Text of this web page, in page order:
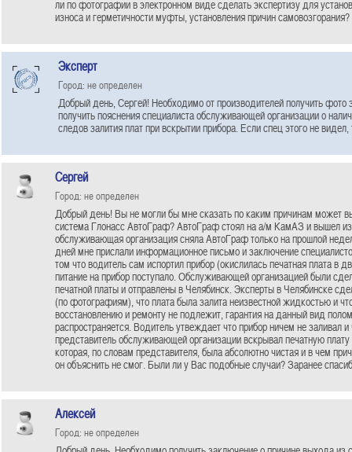
ли по фотографии в электронном виде сделать экспертизу для
износа и герметичности муфты, установления причин самовозгорания?
Эксперт
Город: не определен
Добрый день, Сергей! Необходимо от производителей получить фото
получить пояснения специалиста обслуживающей организации о
следов залития плат при вскрытии прибора. Если спец этого не
Сергей
Город: не определен
Добрый день! Вы не могли бы мне сказать по каким причинам может
система Глонасс АвтоГраф? АвтоГраф стоял на а/м КамАЗ и вышел из
обслуживающая организация сняла АвтоГраф только на прошлой
дней мне прислали информационное письмо и заключение
том что водитель сам испортил прибор (окислилась печатная плата в
питание на прибор поступало. Обслуживающей организацией были
печатной платы и отправлены в Челябинск. Эксперты в Челябинске
(по фотографиям), что плата была залита неизвестной жидкостью и
восстановлению и ремонту не подлежит, гарантия на данный вид
распространяется. Водитель утвеждает что прибор ничем не заливал
представитель обслуживающей организации вскрывал печатную
которая, по словам представителя, была абсолютно чистая и в чем
он объяснить не смог. Были ли у Вас подобные случаи? Заранее
Алексей
Город: не определен